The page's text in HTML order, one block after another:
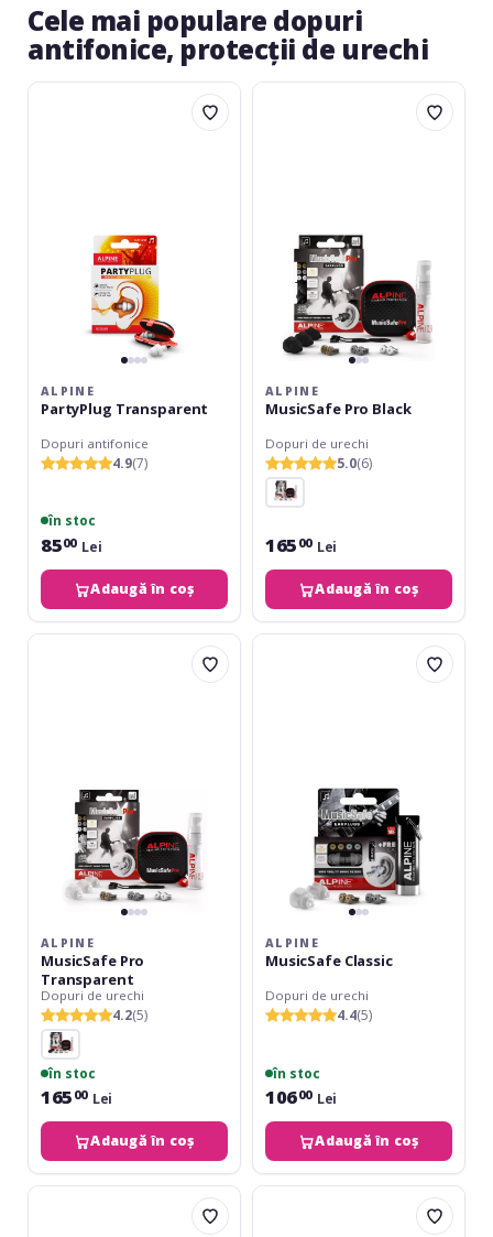
Cele mai populare dopuri
antifonice, protecții de urechi
Alpine
ALPINE
PartyPlug Transparent
Dopuri antifonice
4.9(7)
în stoc
8500 Lei
Adaugă în coș
Alpine
ALPINE
MusicSafe Pro Black
Dopuri de urechi
5.0(6)
165 00 Lei
Adaugă în coș
Alpine
ALPINE
MusicSafe Pro
Transparent
Dopuri de urechi
4.2(5)
în stoc
165 00 Lei
Adaugă în coș
Alpine
ALPINE
MusicSafe Classic
Dopuri de urechi
4.4(5)
în stoc
10600 Lei
Adaugă în coș
Alpine
Monacor